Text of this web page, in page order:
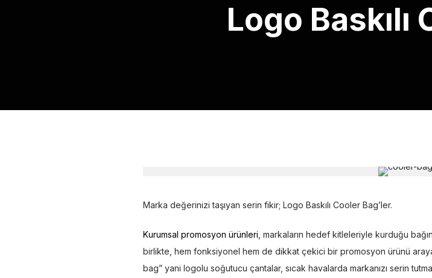
Logo Baskılı
Marka değerinizi taşıyan serin fikir; Logo Baskılı Cooler Bag’ler.
Kurumsal promosyon ürünleri , markaların hedef kitleleriyle kurduğu
birlikte, hem fonksiyonel hem de dikkat çekici bir promosyon ürünü
bag” yani logolu soğutucu çantalar, sıcak havalarda markanızı serin